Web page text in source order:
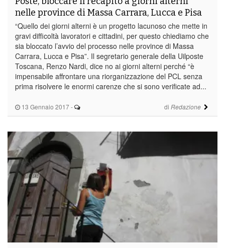
13 Gennaio 2017 - di Redazione
nelle province di Massa Carrara, Lucca e Pisa
“Quello dei giorni alterni è un progetto lacunoso che mette in
gravi difficoltà lavoratori e cittadini, per questo chiediamo che
sia bloccato l’avvio del processo nelle province di Massa
Carrara, Lucca e Pisa”. Il segretario generale della Uilposte
Toscana, Renzo Nardi, dice no ai giorni alterni perché “è
impensabile affrontare una riorganizzazione del PCL senza
prima risolvere le enormi carenze che si sono verificate ad...